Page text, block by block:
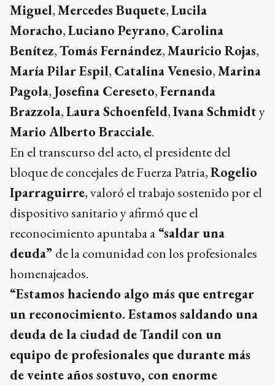
Miguel,Mercedes Buquete,Lucila
Moracho,Luciano Peyrano, Carolina
Benítez,Tomás Fernández,Mauricio Rojas,
María Pilar Espil, Catalina Venesio,Marina
Pagola, Josefina Cereseto,Fernanda
Brazzola,Laura Schoenfeld,Ivana Schmidty
Mario Alberto Bracciale.
En el transcurso del acto, el presidente del
bloque de concejales de Fuerza Patria,Rogelio
Iparraguirre, valoró el trabajo sostenido por el
dispositivo sanitario y afirmó que el
reconocimiento apuntaba a “saldar una
deuda” de la comunidad con los profesionales
homenajeados.
“Estamos haciendo algo más que entregar
un reconocimiento. Estamos saldando una
deuda de la ciudad de Tandil con un
equipo de profesionales que durante más
de veinte años sostuvo, con enorme